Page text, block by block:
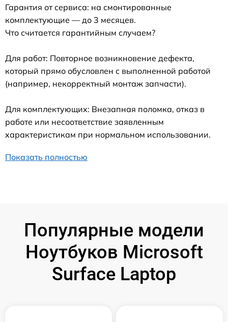
Гарантия от сервиса: на смонтированные
комплектующие — до 3 месяцев.
Что считается гарантийным случаем?
Для работ: Повторное возникновение дефекта,
который прямо обусловлен с выполненной работой
(например, некорректный монтаж запчасти).
Для комплектующих: Внезапная поломка, отказ в
работе или несоответствие заявленным
характеристикам при нормальном использовании.
Показать полностью
Популярные модели
Ноутбуков Microsoft
Surface Laptop